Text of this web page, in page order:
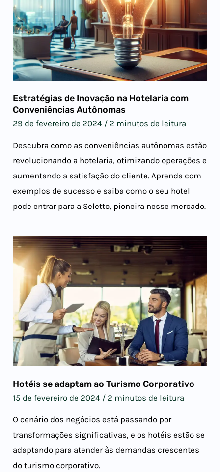
Estratégias de Inovação na Hotelaria com
Conveniências Autônomas
29 de fevereiro de 2024 / 2 minutos de leitura
Descubra como as conveniências autônomas estão
revolucionando a hotelaria, otimizando operações e
aumentando a satisfação do cliente. Aprenda com
exemplos de sucesso e saiba como o seu hotel
pode entrar para a Seletto, pioneira nesse mercado.
Hotéis se adaptam ao Turismo Corporativo
15 de fevereiro de 2024 / 2 minutos de leitura
O cenário dos negócios está passando por
transformações significativas, e os hotéis estão se
adaptando para atender às demandas crescentes
do turismo corporativo.